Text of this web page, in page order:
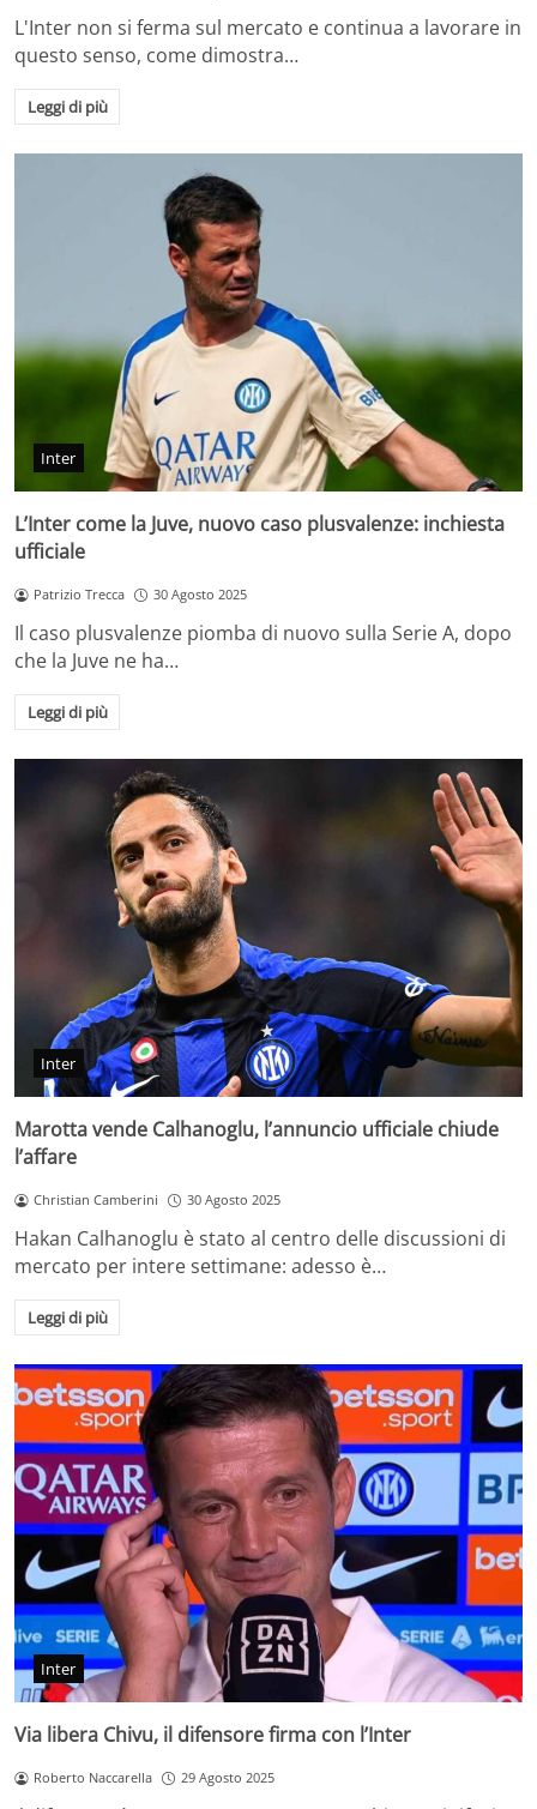
L'Inter non si ferma sul mercato e continua a lavorare in
questo senso, come dimostra…
Leggi di più
Inter
L’Inter come la Juve, nuovo caso plusvalenze: inchiesta
ufficiale
Patrizio Trecca 30 Agosto 2025
Il caso plusvalenze piomba di nuovo sulla Serie A, dopo
che la Juve ne ha…
Leggi di più
Inter
Marotta vende Calhanoglu, l’annuncio ufficiale chiude
l’affare
Christian Camberini 30 Agosto 2025
Hakan Calhanoglu è stato al centro delle discussioni di
mercato per intere settimane: adesso è…
Leggi di più
Inter
Via libera Chivu, il difensore firma con l’Inter
Roberto Naccarella 29 Agosto 2025